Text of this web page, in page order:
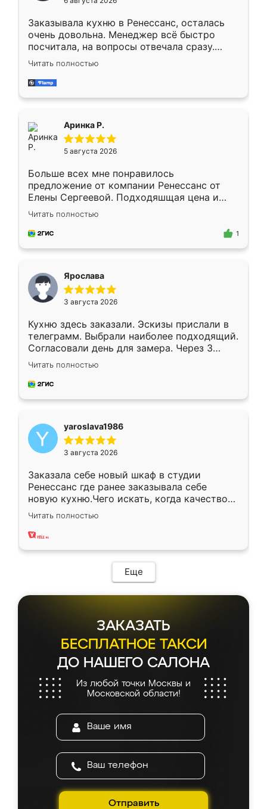
мебели буду заказывать только здесь.
Заказывала кухню в Ренессанс, осталась
очень довольна. Менеджер всё быстро
посчитала, на вопросы отвечала сразу.
Замерщик приехал в субботу, подошёл к
делу со всей ответственностью. Собрали
за день, ребята работали аккуратно, даже
Читать полностью
Аринка Р.
5 августа 2026
Больше всех мне понравилось
предложение от компании Ренессанс от
Елены Сергеевой. Подходяшщая цена и
короткие сроки изготовления. Приехавший
для замера сотрудник Владислав
предложил по моему эскизу самый
Читать полностью
1
Ярослава
3 августа 2026
Кухню здесь заказали. Эскизы прислали в
телеграмм. Выбрали наиболее подходящий.
Согласовали день для замера. Через 3
недели кухня была уже готова. Остались
довольны работой. Спасибо Ренессанс
мебель за качественную работу!
Читать полностью
yaroslava1986
3 августа 2026
Заказала себе новый шкаф в студии
Ренессанс где ранее заказывала себе
новую кухню.Чего искать, когда качеством
вполне довольна. Служит кухня уже почти
два года, нареканий нет.
Читать полностью
Еще
ЗАКАЗАТЬ
БЕСПЛАТНОЕ ТАКСИ
ДО НАШЕГО САЛОНА
Из любой точки Москвы и
Московской области!
Отправить